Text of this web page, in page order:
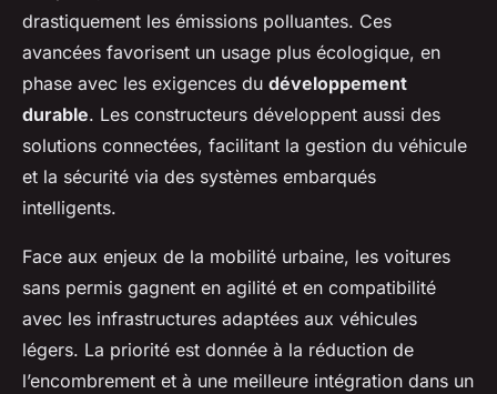
drastiquement les émissions polluantes. Ces
avancées favorisent un usage plus écologique, en
phase avec les exigences du développement
durable. Les constructeurs développent aussi des
solutions connectées, facilitant la gestion du véhicule
et la sécurité via des systèmes embarqués
intelligents.
Face aux enjeux de la mobilité urbaine, les voitures
sans permis gagnent en agilité et en compatibilité
avec les infrastructures adaptées aux véhicules
légers. La priorité est donnée à la réduction de
l’encombrement et à une meilleure intégration dans un